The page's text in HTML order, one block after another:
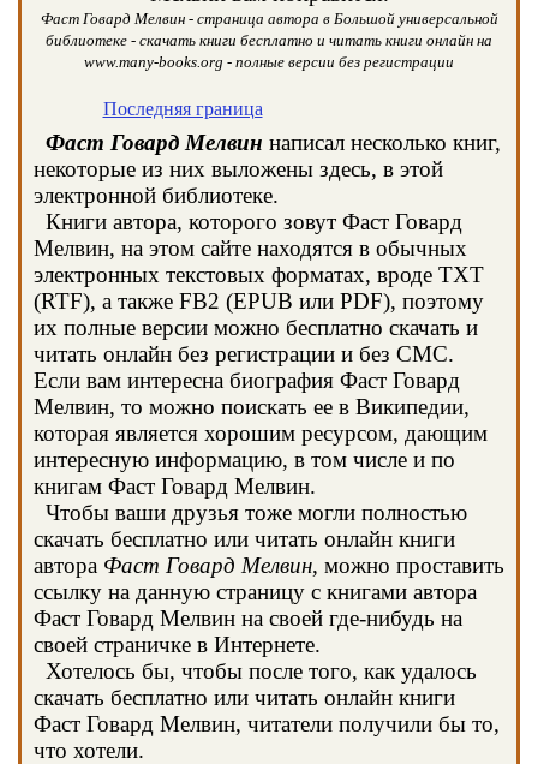
Фаст Говард Мелвин - страница автора в Большой универсальной
библиотеке - скачать книги бесплатно и читать книги онлайн на
www.many-books.org - полные версии без регистрации
Последняя граница
Фаст Говард Мелвин написал несколько книг,
некоторые из них выложены здесь, в этой
электронной библиотеке.
Книги автора, которого зовут Фаст Говард
Мелвин, на этом сайте находятся в обычных
электронных текстовых форматах, вроде TXT
(RTF), а также FB2 (EPUB или PDF), поэтому
их полные версии можно бесплатно скачать и
читать онлайн без регистрации и без СМС.
Если вам интересна биография Фаст Говард
Мелвин, то можно поискать ее в Википедии,
которая является хорошим ресурсом, дающим
интересную информацию, в том числе и по
книгам Фаст Говард Мелвин.
Чтобы ваши друзья тоже могли полностью
скачать бесплатно или читать онлайн книги
автора Фаст Говард Мелвин, можно проставить
ссылку на данную страницу с книгами автора
Фаст Говард Мелвин на своей где-нибудь на
своей страничке в Интернете.
Хотелось бы, чтобы после того, как удалось
скачать бесплатно или читать онлайн книги
Фаст Говард Мелвин, читатели получили бы то,
что хотели.